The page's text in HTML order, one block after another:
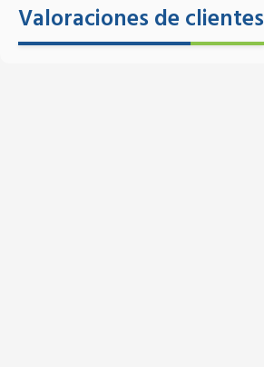
Valoraciones de clientes